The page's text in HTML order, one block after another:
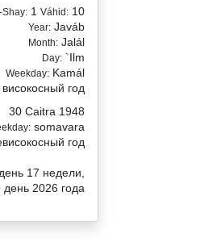
Shay: 1 Váhid: 10
Year: Javáb
Month: Jalál
Day: `Ilm
Weekday: Kamál
високосный год
30 Caitra 1948
somavara
год
17 недели,
день 2026 года